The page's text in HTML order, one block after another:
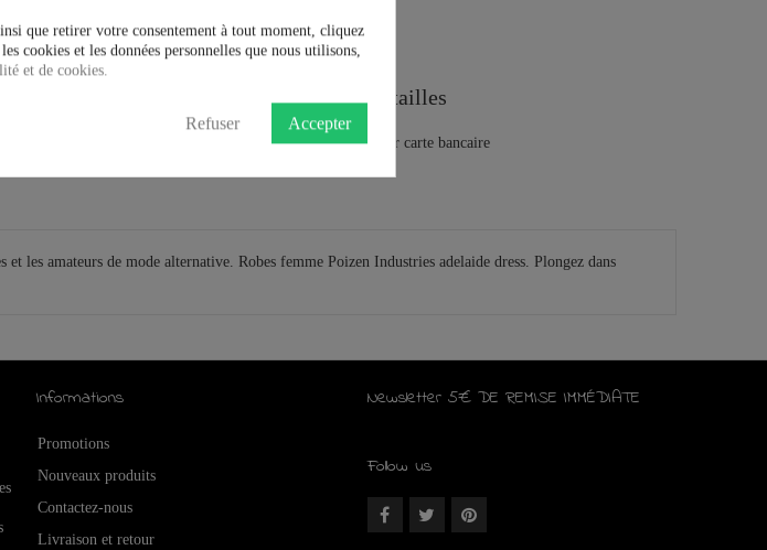
Plus que100,00 €et la livraison est offerte !
Guide des tailles
et les amateurs de mode alternative. Robes femme Poizen Industries adelaide dress. Plongez dans
s
Informations
Promotions
Nouveaux produits
Contactez-nous
Livraison et retour
Newsletter 5€ DE REMISE IMMÉDIATE
Follow us
que retirer votre consentement à tout moment, cliquez
cookies et les données personnelles que nous utilisons,
et de cookies.
Accepter
Refuser